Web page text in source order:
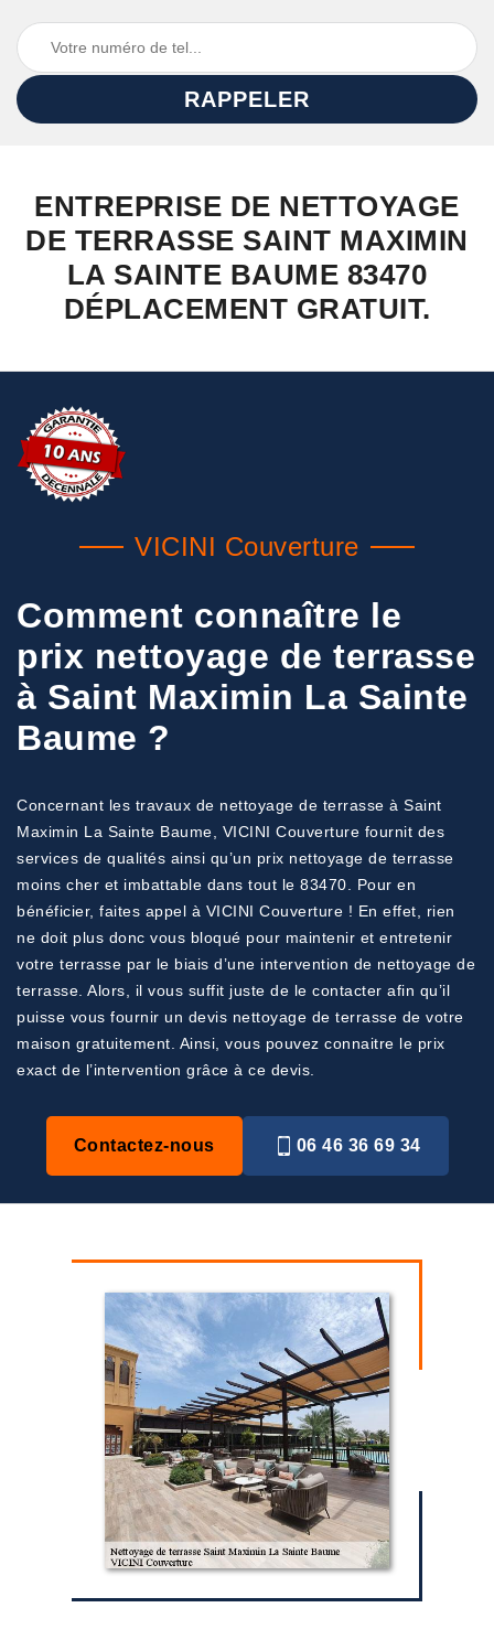
ENTREPRISE DE NETTOYAGE
DE TERRASSE SAINT MAXIMIN
LA SAINTE BAUME 83470
DÉPLACEMENT GRATUIT.
VICINI Couverture
Comment connaître le
prix nettoyage de terrasse
à Saint Maximin La Sainte
Baume ?
Concernant les travaux de nettoyage de terrasse à Saint
Maximin La Sainte Baume, VICINI Couverture fournit des
services de qualités ainsi qu’un prix nettoyage de terrasse
moins cher et imbattable dans tout le 83470. Pour en
bénéficier, faites appel à VICINI Couverture ! En effet, rien
ne doit plus donc vous bloqué pour maintenir et entretenir
votre terrasse par le biais d’une intervention de nettoyage de
terrasse. Alors, il vous suffit juste de le contacter afin qu’il
puisse vous fournir un devis nettoyage de terrasse de votre
maison gratuitement. Ainsi, vous pouvez connaitre le prix
exact de l’intervention grâce à ce devis.
Contactez-nous 06 46 36 69 34